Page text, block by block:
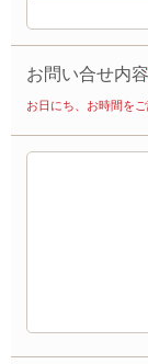
お問い合せ内容
お日にち、お時間をご